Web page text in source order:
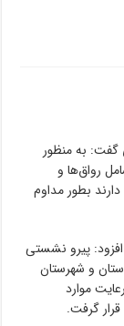
گفت: به منظور
رواق‌ها و
بطور مداوم
افزود: پیرو نشستی
و شهرستان
موارد
گرفت.